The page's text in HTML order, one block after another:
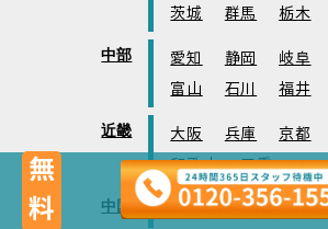
茨城
群馬 栃木
中部 愛知 静岡 岐阜
富山
石川 福井
近畿 大阪 兵庫 京都
和歌山
三重
中国 岡山 広島 島根
無料